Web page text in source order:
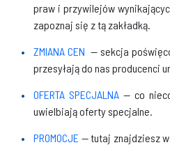
praw i przywilejów
zapoznaj się z tą zakładką.
ZMIANA CEN — sekcja
przesyłają do nas producenci
OFERTA SPECJALNA — co
uwielbiają oferty specjalne.
PROMOCJE — tutaj znajdziesz